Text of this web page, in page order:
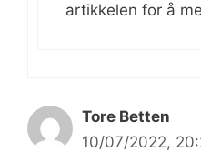
artikkelen for å
Tore Betten
10/07/2022,